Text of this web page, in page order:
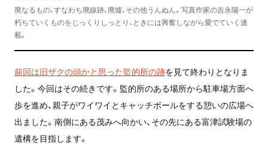
廃なるもの、すなわち廃線跡、廃墟、その他うんぬん。写真作家の吉永陽一が
朽ちていくものをじっくりしっとり、ときには興奮しながら愛でていく連
載。
前回は旧ザクの頭かと思った監的所の跡を見て終わりとなりま
した。今回はその続きです。監的所のある場所から駐車場方面へ
歩を進め、親子がワイワイとキャッチボールをする憩いの広場へ
出ました。南側にある茂みへ向かい、その先にある富津試験場の
遺構を目指します。